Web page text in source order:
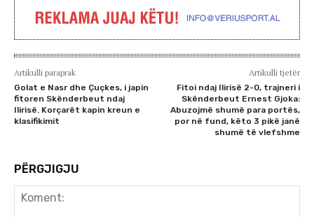
Artikulli paraprak
Golat e Nasr dhe Çuçkes, i japin
fitoren Skënderbeut ndaj
Ilirisë. Korçarët kapin kreun e
klasifikimit
Artikulli tjetër
Fitoi ndaj Ilirisë 2-0, trajneri i
Skënderbeut Ernest Gjoka:
Abuzojmë shumë para portës,
por në fund, këto 3 pikë janë
shumë të vlefshme
PËRGJIGJU